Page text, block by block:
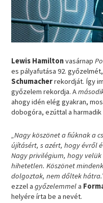
Lewis Hamiltonvasárnap
es pályafutása 92.
Schumacherrekordját. Így
győzelem rekordja. A
ahogy idén elég gyakran,
dobogóra, ezúttal a harmadik
„Nagy köszönet a fiúknak a
újításért, s azért, hogy évről
Nagy privilégium, hogy
hihetetlen. Köszönet
dolgoztak, nem dőltek
ezzel agyőzelemmela
helyére írta be a nevét.